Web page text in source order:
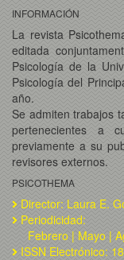
INFORMACIÓN
La revista
editada
Psicología de la
Psicología del
año.
Se admiten trabajos
pertenecientes a
previamente a su
revisores externos.
PSICOTHEMA
Director: Laura E.
Periodicidad:
Febrero | Mayo |
ISSN Electrónico: